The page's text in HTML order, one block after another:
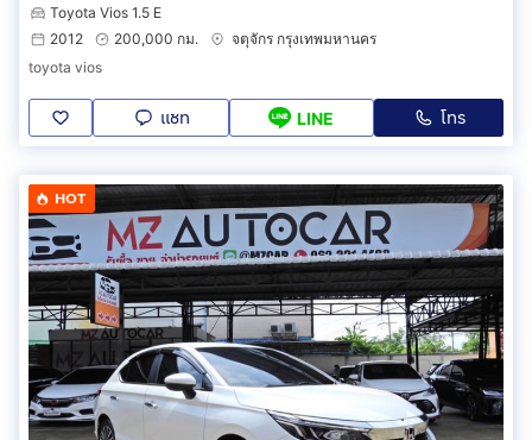
Toyota Vios 1.5 E
2012
200,000 กม.
จตุจักร กรุงเทพมหานคร
toyota vios
แชท LINE โทร
HOT